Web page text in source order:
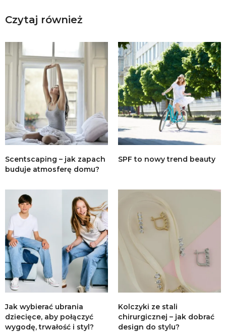
Czytaj również
Scentscaping – jak zapach
buduje atmosferę domu?
SPF to nowy trend beauty
Jak wybierać ubrania
dziecięce, aby połączyć
wygodę, trwałość i styl?
Kolczyki ze stali
chirurgicznej – jak dobrać
design do stylu?